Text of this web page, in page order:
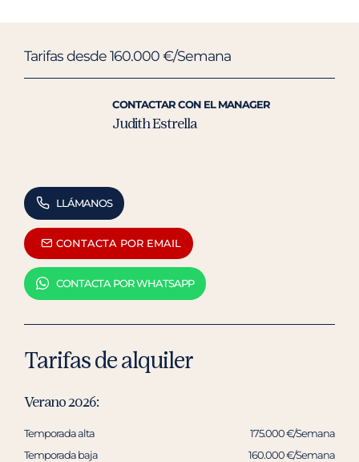
Tarifas desde 160.000 €/Semana
CONTACTAR CON EL MANAGER
Judith Estrella
LLÁMANOS
CONTACTA POR EMAIL
CONTACTA POR WHATSAPP
Tarifas de alquiler
Verano 2026:
Temporada alta
175.000 €/Semana
Temporada baja
160.000 €/Semana